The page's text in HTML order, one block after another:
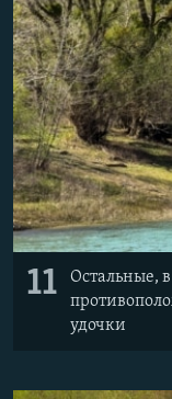
11
Остальные,
удочки